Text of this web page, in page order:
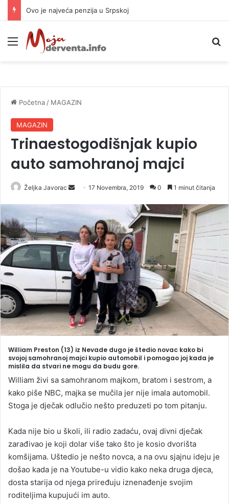
Ovo je najveća penzija u Srpskoj
Meni
Početna / MAGAZIN
MAGAZIN
Trinaestogodišnjak kupio
auto samohranoj majci
Željka Javorac
a
n
e
m
a
17 Novembra, 2019 0 1 minut čitanja
William Preston (13) iz Nevade dugo je štedio novac kako bi
svojoj samohranoj majci kupio automobil i pomogao joj kada je
mislila da stvari ne mogu da budu gore.
William živi sa samohranom majkom, bratom i sestrom, a
kako piše NBC, majka se mučila jer nije imala automobil.
Stoga je dječak odlučio nešto preduzeti po tom pitanju.
Kada nije bio u školi, ili radio zadaću, ovaj divni dječak
zarađivao je koji dolar više tako što je kosio dvorišta
komšijama. Uštedio je nešto novca, a na ovu sjajnu ideju je
došao kada je na Youtube-u vidio kako neka druga djeca,
dosta starija od njega priređuju iznenađenje svojim
roditeljima kupujući im auto.